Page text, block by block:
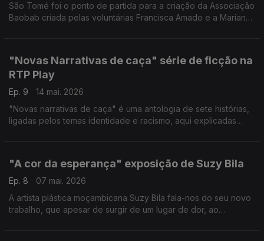
São Tomé foi o ponto de partida para a criação da Associação
Baobab criada pelas voluntárias Francisca Amado e a Mariana
"Novas Narrativas de caça" série de ficção na
RTP Play
Ep. 9
14 mai. 2026
"Novas narrativas de caça" é uma antologia de sete histórias,
ligadas pelos temas identidade e racismo, aqui explicadas
"A cor da esperança" exposição de Suzy Bila
Ep. 8
07 mai. 2026
A artista plástica moçambicana Suzy Bila fala-nos do seu novo
trabalho, que apesar de surgir de um lugar de dor, ao